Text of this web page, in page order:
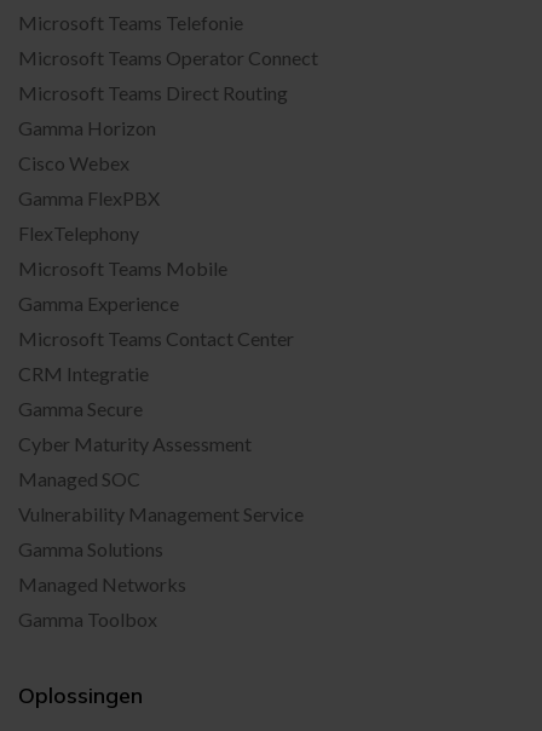
Microsoft Teams Telefonie
Microsoft Teams Operator Connect
Microsoft Teams Direct Routing
Gamma Horizon
Cisco Webex
Gamma FlexPBX
FlexTelephony
Microsoft Teams Mobile
Gamma Experience
Microsoft Teams Contact Center
CRM Integratie
Gamma Secure
Cyber Maturity Assessment
Managed SOC
Vulnerability Management Service
Gamma Solutions
Managed Networks
Gamma Toolbox
Oplossingen